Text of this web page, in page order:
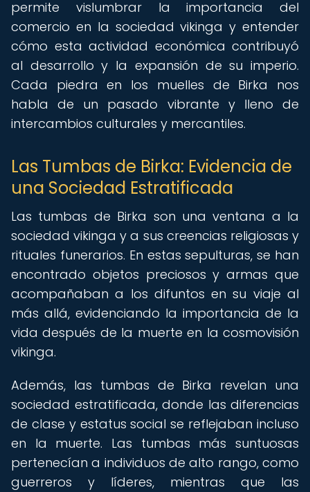
permite vislumbrar la importancia del
comercio en la sociedad vikinga y entender
cómo esta actividad económica contribuyó
al desarrollo y la expansión de su imperio.
Cada piedra en los muelles de Birka nos
habla de un pasado vibrante y lleno de
intercambios culturales y mercantiles.
Las Tumbas de Birka: Evidencia de
una Sociedad Estratificada
Las tumbas de Birka son una ventana a la
sociedad vikinga y a sus creencias religiosas y
rituales funerarios. En estas sepulturas, se han
encontrado objetos preciosos y armas que
acompañaban a los difuntos en su viaje al
más allá, evidenciando la importancia de la
vida después de la muerte en la cosmovisión
vikinga.
Además, las tumbas de Birka revelan una
sociedad estratificada, donde las diferencias
de clase y estatus social se reflejaban incluso
en la muerte. Las tumbas más suntuosas
pertenecían a individuos de alto rango, como
guerreros y líderes, mientras que las